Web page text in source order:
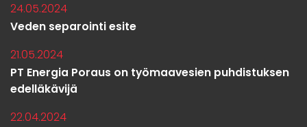
24.05.2024
Veden separointi esite
21.05.2024
PT Energia Poraus on työmaavesien puhdistuksen
edelläkävijä
22.04.2024